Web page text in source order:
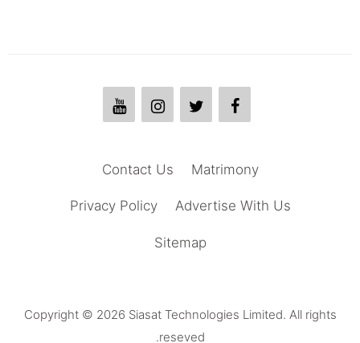
Matrimony
Contact Us
Advertise With Us
Privacy Policy
Sitemap
Copyright © 2026 Siasat Technologies Limited. All rights
reseved.